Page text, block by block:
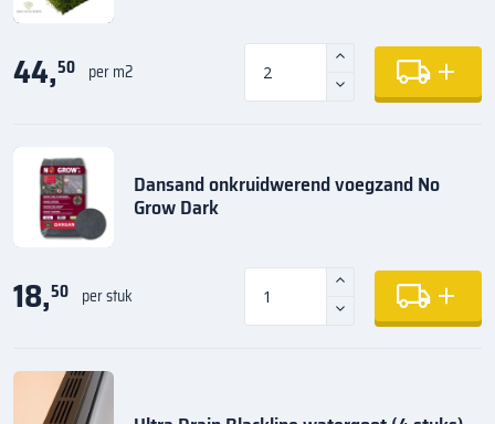
44,50 per m2
Dansand onkruidwerend voegzand No
Grow Dark
18,50 per stuk